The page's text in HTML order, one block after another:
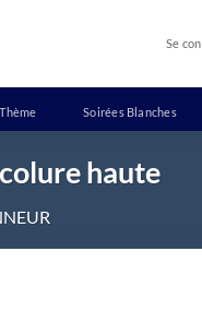
Se
Soirées Blanches
haute